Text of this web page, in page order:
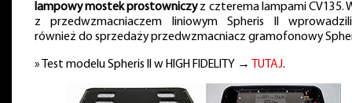
lampowy mostek prostowniczyz czterema lampami CV135.
z przedwzmacniaczem liniowym Spheris II
również do sprzedaży przedwzmacniacz gramofonowy
» Test modelu Spheris II w HIGH FIDELITY → TUTAJ.